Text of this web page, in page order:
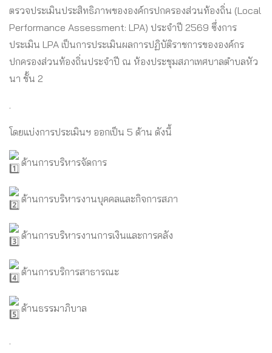
ตรวจประเมินประสิทธิภาพขององค์กรปกครองส่วนท้องถิ่น (Local
Performance Assessment: LPA) ประจำปี 2569 ซึ่งการ
ประเมิน LPA เป็นการประเมินผลการปฏิบัติราชการขององค์กร
ปกครองส่วนท้องถิ่นประจำปี ณ ห้องประชุมสภาเทศบาลตำบลหัว
นา ชั้น 2
.
โดยแบ่งการประเมินฯ ออกเป็น 5 ด้าน ดังนี้
ด้านการบริหารจัดการ
ด้านการบริหารงานบุคคลและกิจการสภา
ด้านการบริหารงานการเงินและการคลัง
ด้านการบริการสาธารณะ
ด้านธรรมาภิบาล
.